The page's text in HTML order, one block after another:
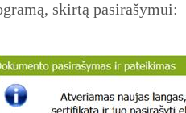
skirtą pasirašymui: